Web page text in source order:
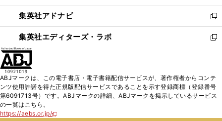
開
く
ウ
で
開
く
ン
ド
ウ
で
ウ
ィ
ン
ド
く
集英社アドナビ
新
し
い
ド
ウ
で
集英社エディターズ・ラボ
新
ィ
ン
ABJマークは、この電子書店・電子書籍配信サービスが、著作権者からコンテ
ンツ使用許諾を得た正規版配信サービスであることを示す登録商標（登録番号
第6091713号）です。ABJマークの詳細、ABJマークを掲示しているサービス
の一覧はこちら。
https://aebs.or.jp/
新